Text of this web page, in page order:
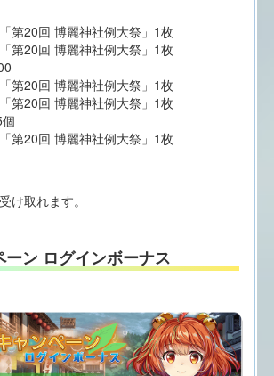
第20回 博麗神社例大祭」1枚
第20回 博麗神社例大祭」1枚
第20回 博麗神社例大祭」1枚
第20回 博麗神社例大祭」1枚
第20回 博麗神社例大祭」1枚
け取れます。
ン ログインボーナス